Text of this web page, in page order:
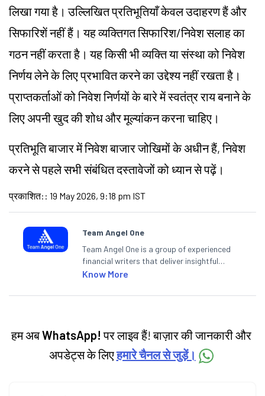
लिखा गया है। उल्लिखित प्रतिभूतियाँ केवल उदाहरण हैं और
सिफारिशें नहीं हैं। यह व्यक्तिगत सिफारिश/निवेश सलाह का
गठन नहीं करता है। यह किसी भी व्यक्ति या संस्था को निवेश
निर्णय लेने के लिए प्रभावित करने का उद्देश्य नहीं रखता है।
प्राप्तकर्ताओं को निवेश निर्णयों के बारे में स्वतंत्र राय बनाने के
लिए अपनी खुद की शोध और मूल्यांकन करना चाहिए।
प्रतिभूति बाजार में निवेश बाजार जोखिमों के अधीन हैं, निवेश
करने से पहले सभी संबंधित दस्तावेजों को ध्यान से पढ़ें।
प्रकाशित: : 19 May 2026, 9:18 pm IST
Team Angel One
Team Angel One is a group of experienced
financial writers that deliver insightful
articles on the stock market, IPO, economy,
categories.
Know More
हम अबWhatsApp! पर लाइव हैं! बाज़ार की जानकारी और
अपडेट्स के लिएहमारे चैनल से जुड़ें।